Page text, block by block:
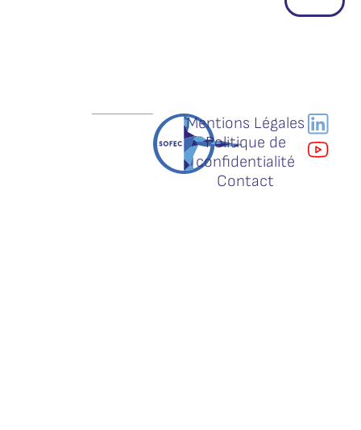
Mentions Légales
Politique de
confidentialité
Contact